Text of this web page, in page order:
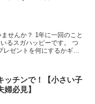
に一回のこと
ッチンで！【小さい子
婦必見】